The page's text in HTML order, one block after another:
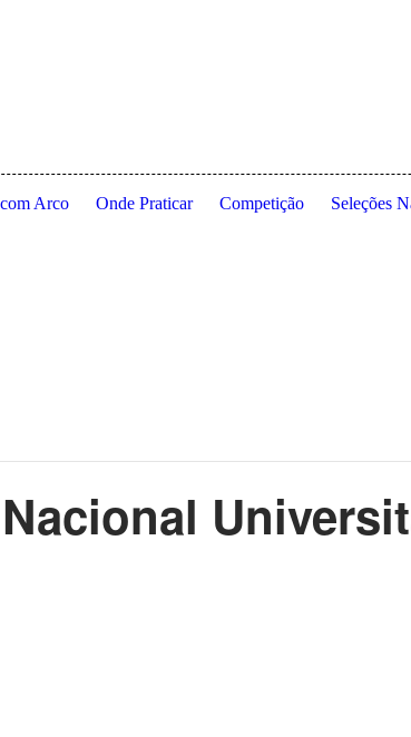
Arco Onde Praticar Competição Seleções